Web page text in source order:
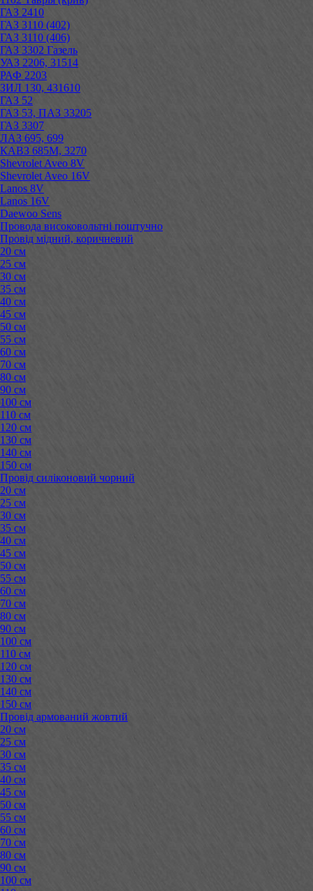
ГАЗ 2410
ГАЗ 3110 (402)
ГАЗ 3110 (406)
ГАЗ 3302 Газель
УАЗ 2206, 31514
РАФ 2203
ЗИЛ 130, 431610
ГАЗ 52
ГАЗ 53, ПАЗ 33205
ГАЗ 3307
ЛАЗ 695, 699
КАВЗ 685М, 3270
Shevrolet Aveo 8V
Shevrolet Aveo 16V
Lanos 8V
Lanos 16V
Daewoo Sens
Провода високовольтні поштучно
Провід мідний, коричневий
20 см
25 см
30 см
35 см
40 см
45 см
50 см
55 см
60 см
70 см
80 см
90 см
100 см
110 см
120 см
130 см
140 см
150 см
Провід силіконовий чорний
20 см
25 см
30 см
35 см
40 см
45 см
50 см
55 см
60 см
70 см
80 см
90 см
100 см
110 см
120 см
130 см
140 см
150 см
Провід армований жовтий
20 см
25 см
30 см
35 см
40 см
45 см
50 см
55 см
60 см
70 см
80 см
90 см
100 см